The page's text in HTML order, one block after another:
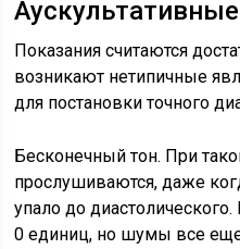
Показания считаются
возникают нетипичные
для постановки точного
Бесконечный тон. При
прослушиваются, даже
упало до
0 единиц, но шумы все